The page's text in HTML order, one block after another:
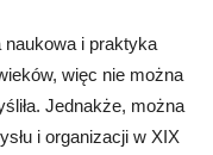
naukowa i praktyka
więc nie można
Jednakże, można
i organizacji w XIX